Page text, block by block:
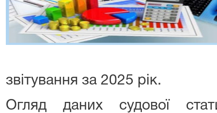
звітування за 2025 рік.
Огляд даних судової